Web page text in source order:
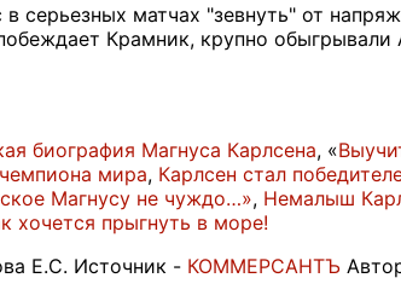
серьезных матчах "зевнуть" от
Крамник, крупно
биография Магнуса Карлсена, «
мира, Карлсен стал
Магнусу не чуждо…», Немалыш
хочется прыгнуть в море!
Е.С. Источник - КОММЕРСАНТЪ